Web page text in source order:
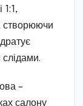
1:1,
створюючи
слідами.
–
салону